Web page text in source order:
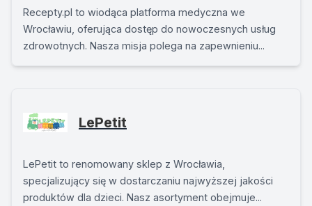
Recepty.pl to wiodąca platforma medyczna we
Wrocławiu, oferująca dostęp do nowoczesnych usług
zdrowotnych. Nasza misja polega na zapewnieniu...
LePetit
LePetit to renomowany sklep z Wrocławia,
specjalizujący się w dostarczaniu najwyższej jakości
produktów dla dzieci. Nasz asortyment obejmuje...